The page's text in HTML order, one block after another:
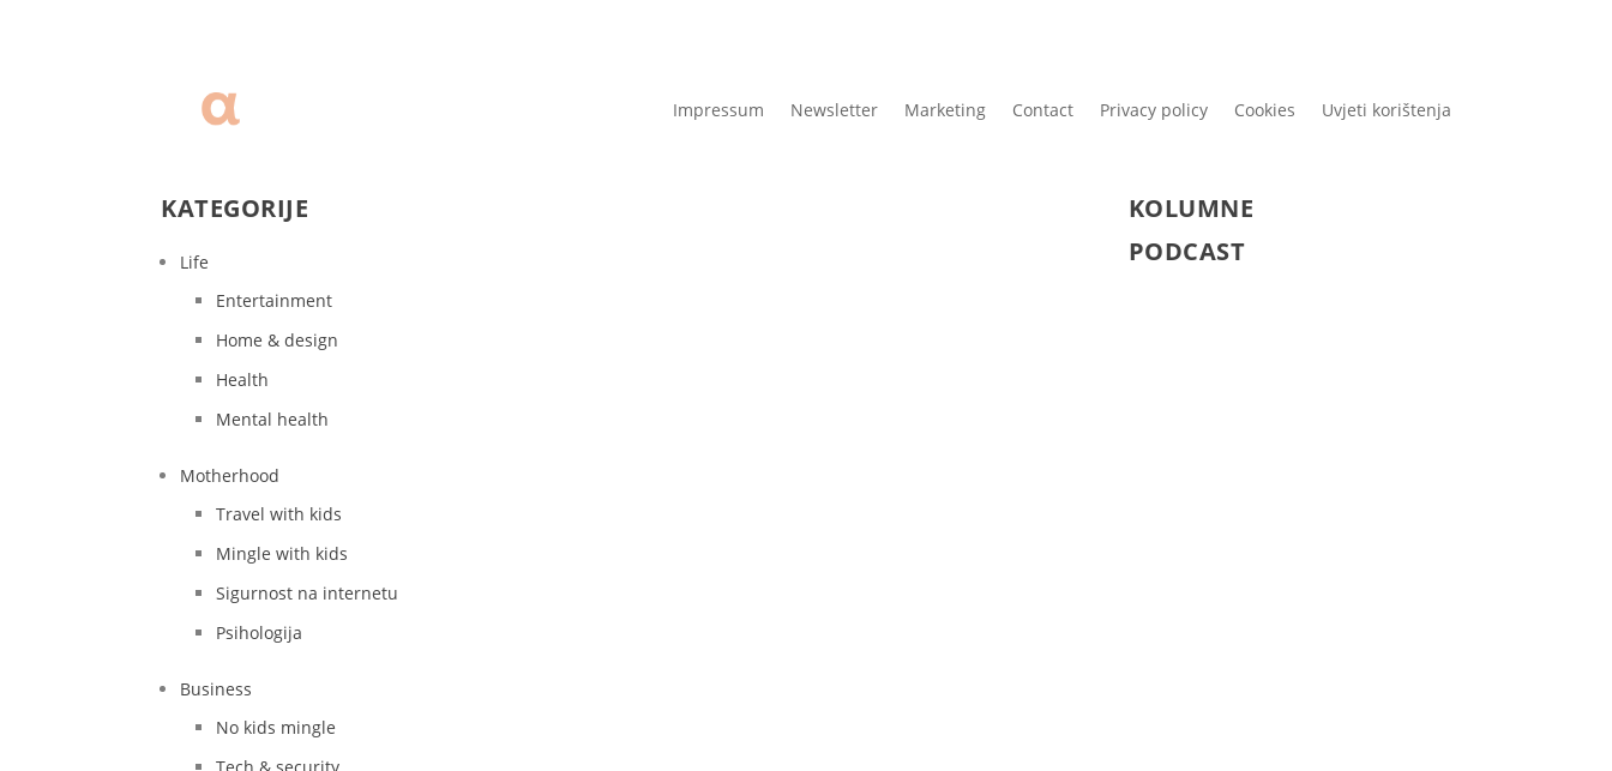
Impressum Newsletter Marketing Contact Privacy policy Cookies Uvjeti korištenja
KATEGORIJE
Life
Entertainment
Home & design
Health
Mental health
Motherhood
Travel with kids
Mingle with kids
Sigurnost na internetu
Psihologija
Business
No kids mingle
KOLUMNE
PODCAST